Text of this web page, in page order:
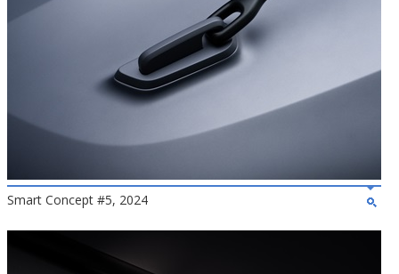
Smart Concept #5, 2024